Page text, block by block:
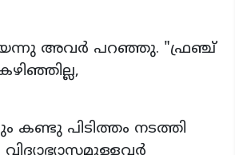
അവർ പറഞ്ഞു. "ഫ്രഞ്ച്
കണ്ടു പിടിത്തം നടത്തി